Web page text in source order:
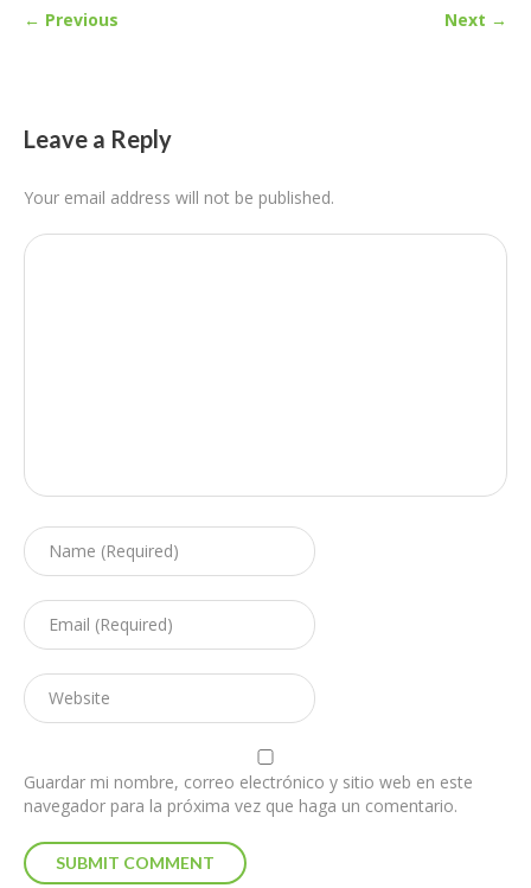
← Previous Next →
Leave a Reply
Your email address will not be published.
Guardar mi nombre, correo electrónico y sitio web en este
navegador para la próxima vez que haga un comentario.